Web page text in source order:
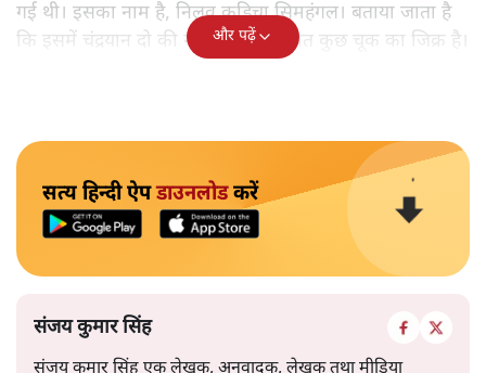
गई थी। इसका नाम है, निलवु कुडिचा सिमहंगल। बताया जाता है
कि इसमें चंद्रयान दो की नाकामी से संबंधित कुछ चूक का जिक्र है।
और पढ़ें
सत्य हिन्दी ऐपडाउनलोडकरें
संजय कुमार सिंह